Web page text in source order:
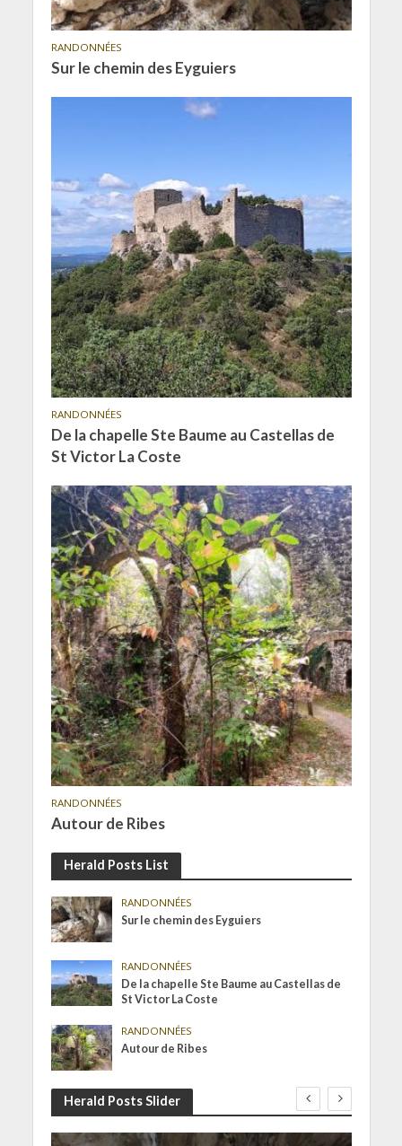
RANDONNÉES
Sur le chemin des Eyguiers
RANDONNÉES
De la chapelle Ste Baume au Castellas de
St Victor La Coste
RANDONNÉES
Autour de Ribes
Herald Posts List
RANDONNÉES
Sur le chemin des Eyguiers
RANDONNÉES
De la chapelle Ste Baume au Castellas de
St Victor La Coste
RANDONNÉES
Autour de Ribes
Herald Posts Slider